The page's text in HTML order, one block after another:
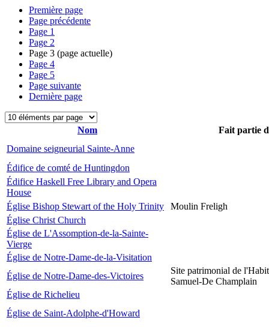
Première page
Page précédente
Page 1
Page 2
Page 3 (page actuelle)
Page 4
Page 5
Page suivante
Dernière page
Nom
Fait partie
Domaine seigneurial Sainte-Anne
Édifice de comté de Huntingdon
Édifice Haskell Free Library and Opera
House
Église Bishop Stewart of the Holy Trinity
Moulin Freligh
Église Christ Church
Église de L'Assomption-de-la-Sainte-
Vierge
Église de Notre-Dame-de-la-Visitation
Église de Notre-Dame-des-Victoires
Site patrimonial de
Samuel-De Champlain
Église de Richelieu
Église de Saint-Adolphe-d'Howard